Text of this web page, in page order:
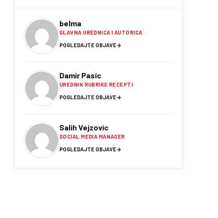
belma
GLAVNA UREDNICA I AUTORICA
POGLEDAJTE OBJAVE→
Damir Pasic
UREDNIK RUBRIKE RECEPTI
POGLEDAJTE OBJAVE→
Salih Vejzovic
SOCIAL MEDIA MANAGER
POGLEDAJTE OBJAVE→